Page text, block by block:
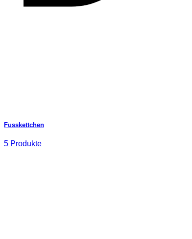
Fusskettchen
5 Produkte